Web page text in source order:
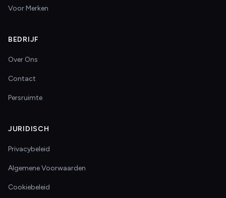
Voor Merken
BEDRIJF
Over Ons
Contact
Persruimte
JURIDISCH
Privacybeleid
Algemene Voorwaarden
Cookiebeleid